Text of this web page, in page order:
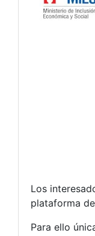
Los
plataforma
Para ello